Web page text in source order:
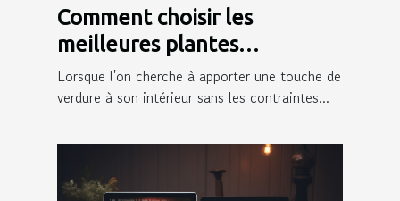
Comment choisir les
meilleures plantes
artificielles pour votre
intérieur
Lorsque l'on cherche à apporter une touche de
verdure à son intérieur sans les contraintes...